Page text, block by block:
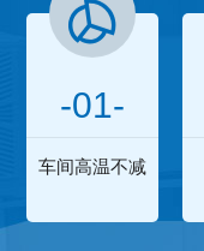
-01-
车间高温不减